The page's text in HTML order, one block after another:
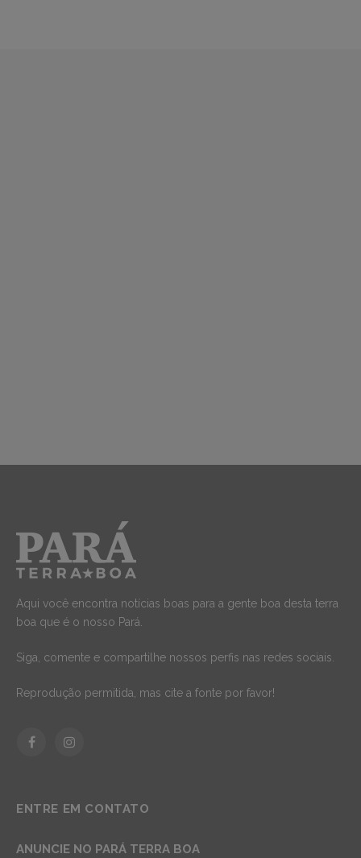
Aqui você encontra notícias boas para a gente boa desta terra
boa que é o nosso Pará.
Siga, comente e compartilhe nossos perfis nas redes sociais.
Reprodução permitida, mas cite a fonte por favor!
FacebookInstagram
ENTRE EM CONTATO
ANUNCIE NO PARÁ TERRA BOA